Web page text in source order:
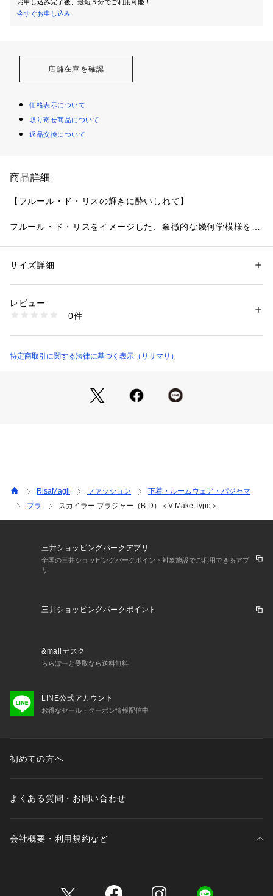
お申し込み完了後、最短５分でご利用可能！
今すぐお申し込み
店舗在庫を確認
価格表示について
取り寄せ商品について
返品交換について
商品詳細
【フルール・ド・リスの輝きに酔いしれて】
フルール・ド・リスをイメージした、象徴的な幾何学模様をま
テッチでより華やかさを演出。あしらわれた上品なラメ糸の輝
あるウーリー糸でほどこすことで、デザインに奥行きと可愛ら
しさをプラスしています。
感に。格式高いドレスをまとった女性を連想させる、新しい自
うなアイテムになれますように。ワンランク上の美しさを演出
する 【Risa Magli Reine（レーヌ）】ブランドの世界観をお
りバストにフィットし、やさしい着け心地のパターンです。
＜こんな方にオススメです＞
くっきりとした綺麗な谷間が欲しい方
前中心のワイヤーの圧迫感が苦手な方
・ワイヤーあり
・ホック：2段×3列
・ストラップ長さ調節可能（取り外し不可）
お揃いのアイテムは以下よりご確認ください。
・69070 ブラジャー（B・C・D）
・49073 おやすみブラ（M・L）
・49074 おやすみブラ（LL）
性別：レディース
素材：ナイロン・ポリエステル・ポリウレタン
商品番号：
N05-69070 （ショップ）
サイズ詳細
レビュー
0件
特定商取引に関する法律に基づく表示（リサマリ）
RisaMagli ファッション
下着・ルームウェア・パジャマ
ブラ
スカイラー ブラジャー（B-D）＜V Make Type＞
三井ショッピングパークアプリ
全国の三井ショッピングパークポイント対象施設でご利用できるアプ
リ
三井ショッピングパークポイント
&mallデスク
ららぽーと受取なら送料無料
LINE公式アカウント
お得なセール・クーポン情報配信中
初めての方へ
よくある質問・お問い合わせ
会社概要・利用規約など